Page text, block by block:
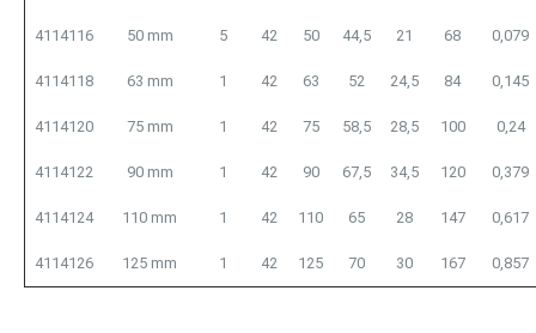
4114116 50 mm 5 42 50 44,5 21 68 0,079
4114118 63 mm 1 42 63 52 24,5 84 0,145
4114120 75 mm 1 42 75 58,5 28,5 100 0,24
4114122 90 mm 1 42 90 67,5 34,5 120 0,379
4114124 110 mm 1 42 110 65 28 147 0,617
4114126 125 mm 1 42 125 70 30 167 0,857